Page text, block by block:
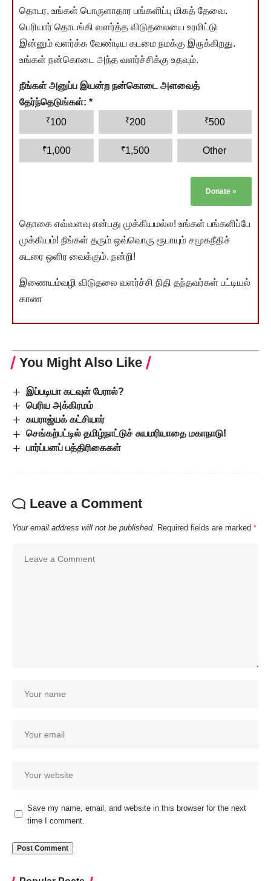
தொடர, உங்கள் பொருளாதார பங்களிப்பு மிகத் தேவை.
பெரியார் தொடங்கி வளர்த்த விடுதலையை உரமிட்டு
இன்னும் வளர்க்க வேண்டிய கடமை நமக்கு இருக்கிறது.
உங்கள் நன்கொடை அந்த வளர்ச்சிக்கு உதவும்.
நீங்கள் அனுப்ப இயன்ற நன்கொடை அளவைத்
தேர்ந்தெடுங்கள்: *
₹100 ₹200 ₹500
₹1,000 ₹1,500 Other
Donate »
தொகை எவ்வளவு என்பது முக்கியமல்ல! உங்கள் பங்களிப்பே
முக்கியம்! நீங்கள் தரும் ஒவ்வொரு ரூபாயும் சமூகநீதிச்
சுடரை ஒளிர வைக்கும். நன்றி!
இணையம்வழி விடுதலை வளர்ச்சி நிதி தந்தவர்கள் பட்டியல்
காண
You Might Also Like
இப்படியா கடவுள் பேரால்?
பெரிய அக்கிரமம்
சுயராஜ்யக் கட்சியார்
செங்கற்பட்டில் தமிழ்நாட்டுச் சுயமரியாதை மகாநாடு!
பார்ப்பனப் பத்திரிகைகள்
Leave a Comment
Your email address will not be published. Required fields are marked *
Save my name, email, and website in this browser for the next
time I comment.